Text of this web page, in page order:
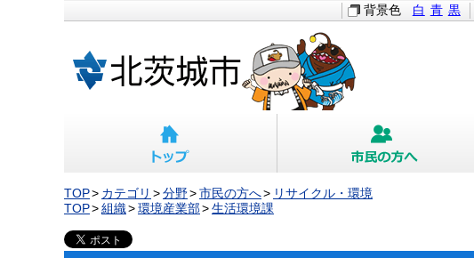
背景色 白 青 黒
TOP カテゴリ 分野 市民の方へ
リサイクル・環境
TOP
組織 環境産業部 生活環境課